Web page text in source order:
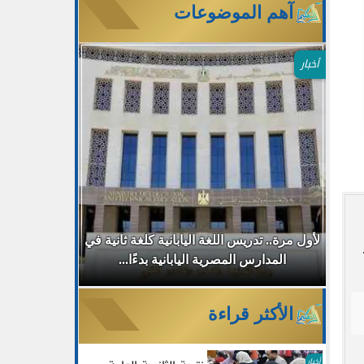
آهم الموضوعات
أخبار
لأول مرة.. تدريس اللغة اليابانية كلغة ثانية في
المدارس المصرية اليابانية بدءًا...
الأكثر قراءة